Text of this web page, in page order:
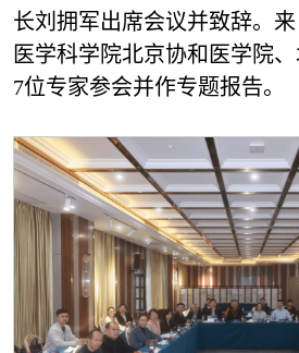
长刘拥军出席会议并致辞。
医学科学院北京协和医学院
7位专家参会并作专题报告。